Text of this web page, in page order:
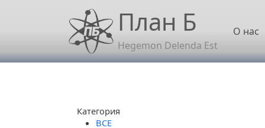
Перейти к основному содержаниюПлан Б
Hegemon Delenda Est
О нас
Категория